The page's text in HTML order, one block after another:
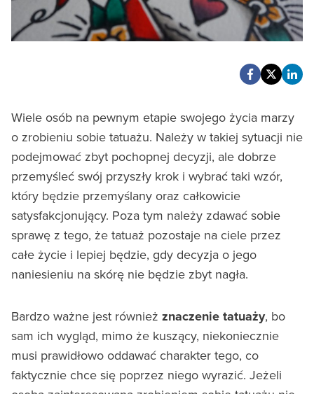
Wiele osób na pewnym etapie swojego życia marzy
o zrobieniu sobie tatuażu. Należy w takiej sytuacji nie
podejmować zbyt pochopnej decyzji, ale dobrze
przemyśleć swój przyszły krok i wybrać taki wzór,
który będzie przemyślany oraz całkowicie
satysfakcjonujący. Poza tym należy zdawać sobie
sprawę z tego, że tatuaż pozostaje na ciele przez
całe życie i lepiej będzie, gdy decyzja o jego
naniesieniu na skórę nie będzie zbyt nagła.
Bardzo ważne jest również znaczenie tatuaży, bo
sam ich wygląd, mimo że kuszący, niekoniecznie
musi prawidłowo oddawać charakter tego, co
faktycznie chce się poprzez niego wyrazić. Jeżeli